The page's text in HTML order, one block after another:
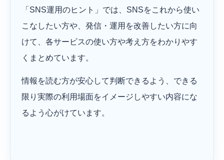
「SNS運用のヒント」では、SNSをこれから使い
こなしたい方や、発信・運用を改善したい方に向
けて、各サービスの使い方や考え方をわかりやす
くまとめています。
情報を読む方が安心して判断できるよう、できる
限り実際の利用場面をイメージしやすい内容にな
るよう心がけています。